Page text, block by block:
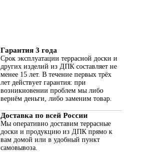
Гарантия 3 года
Срок эксплуатации террасной доски и
других изделий из ДПК составляет не
менее 15 лет. В течение первых трёх
лет действует гарантия: при
возникновении проблем мы либо
вернём деньги, либо заменим товар.
Доставка по всей России
Мы оперативно доставим террасные
доски и продукцию из ДПК прямо к
вам домой или в удобный пункт
самовывоза.